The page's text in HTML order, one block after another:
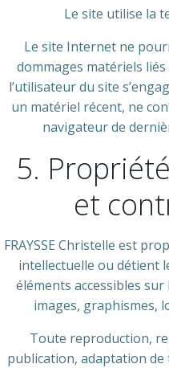
Le site utilise la
Le site Internet ne
dommages matériels
l’utilisateur du site
un matériel récent, ne
navigateur de
5.
et
FRAYSSE Christelle est
intellectuelle ou détient
éléments accessibles
images, graphismes,
Toute reproduction,
publication, adaptation